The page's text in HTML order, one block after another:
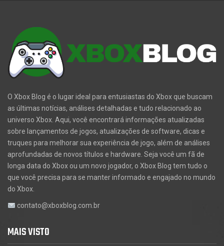
O Xbox Blog é o lugar ideal para entusiastas do Xbox que buscam
as últimas notícias, análises detalhadas e tudo relacionado ao
universo Xbox. Aqui, você encontrará informações atualizadas
sobre lançamentos de jogos, atualizações de software, dicas e
truques para melhorar sua experiência de jogo, além de análises
aprofundadas de novos títulos e hardware. Seja você um fã de
longa data do Xbox ou um novo jogador, o Xbox Blog tem tudo o
que você precisa para se manter informado e engajado no mundo
do Xbox.
contato@xboxblog.com.br
MAIS VISTO